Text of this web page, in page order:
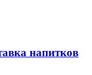
напитков